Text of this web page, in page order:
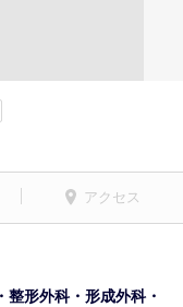
アクセス
形外科・形成外科・